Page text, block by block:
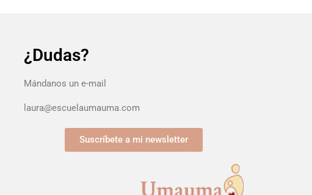
¿Dudas?
Mándanos un e-mail
laura@escuelaumauma.com
Suscríbete a mi newsletter